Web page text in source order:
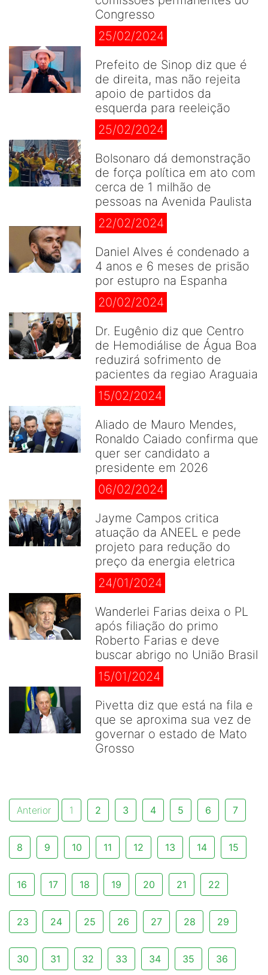
Congresso
25/02/2024
Prefeito de Sinop diz que é
de direita, mas não rejeita
apoio de partidos da
esquerda para reeleição
25/02/2024
Bolsonaro dá demonstração
de força política em ato com
cerca de 1 milhão de
pessoas na Avenida Paulista
22/02/2024
Daniel Alves é condenado a
4 anos e 6 meses de prisão
por estupro na Espanha
20/02/2024
Dr. Eugênio diz que Centro
de Hemodiálise de Água Boa
reduzirá sofrimento de
pacientes da regiao Araguaia
15/02/2024
Aliado de Mauro Mendes,
Ronaldo Caiado confirma que
quer ser candidato a
presidente em 2026
06/02/2024
Jayme Campos critica
atuação da ANEEL e pede
projeto para redução do
preço da energia eletrica
24/01/2024
Wanderlei Farias deixa o PL
após filiação do primo
Roberto Farias e deve
buscar abrigo no União Brasil
15/01/2024
Pivetta diz que está na fila e
que se aproxima sua vez de
governar o estado de Mato
Grosso
Anterior 1 2 3 4 5 6 7
8 9 10 11 12 13 14 15
16 17 18 19 20 21 22
23 24 25 26 27 28 29
30 31 32 33 34 35 36